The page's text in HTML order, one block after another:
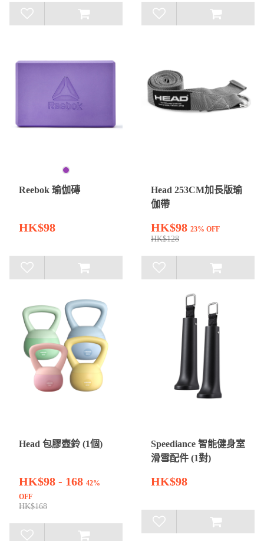
Reebok 瑜伽磚
HK$98
Head 253CM加長版瑜
伽帶
HK$98 23% OFF
HK$128
Head 包膠壺鈴 (1個)
HK$98 - 168 42%
OFF
HK$168
Speediance 智能健身室
滑雪配件 (1對)
HK$98